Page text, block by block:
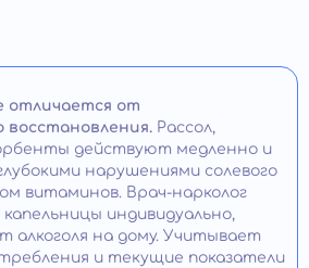
отличается от
восстановления. Рассол,
действуют медленно и
нарушениями солевого
витаминов. Врач-нарколог
индивидуально,
алкоголя на дому. Учитывает
и текущие показатели